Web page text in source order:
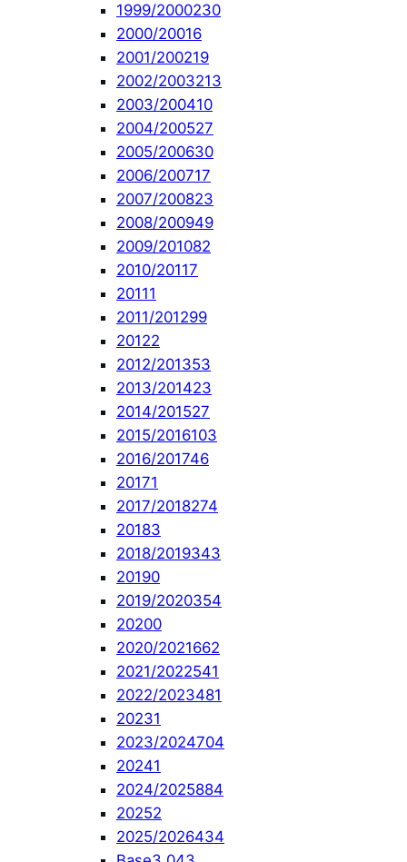
1999/2000230
2000/20016
2001/200219
2002/2003213
2003/200410
2004/200527
2005/200630
2006/200717
2007/200823
2008/200949
2009/201082
2010/20117
20111
2011/201299
20122
2012/201353
2013/201423
2014/201527
2015/2016103
2016/201746
20171
2017/2018274
20183
2018/2019343
20190
2019/2020354
20200
2020/2021662
2021/2022541
2022/2023481
20231
2023/2024704
20241
2024/2025884
20252
2025/2026434